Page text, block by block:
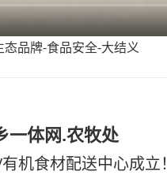
态品牌-食品安全-大结义
一体网.农牧处
机食材配送中心成立！